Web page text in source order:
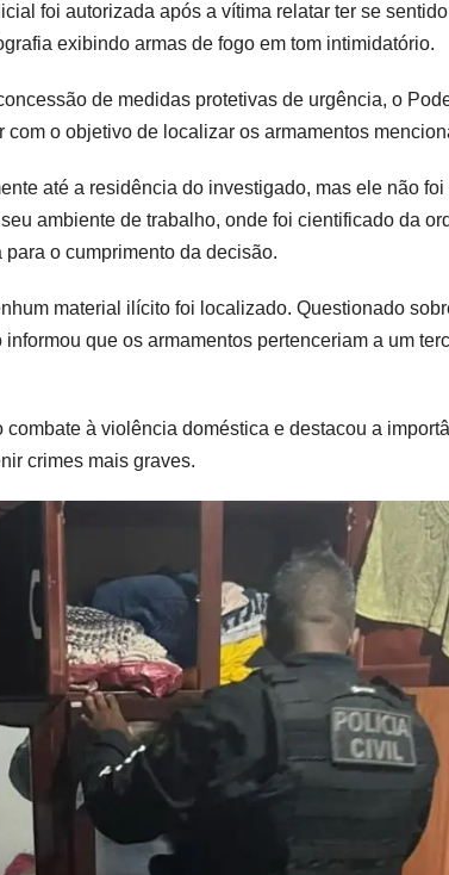
foi autorizada após a vítima relatar ter se
exibindo armas de fogo em tom intimidatório.
de medidas protetivas de urgência, o
o objetivo de localizar os armamentos
até a residência do investigado, mas ele não
ambiente de trabalho, onde foi cientificado da
o cumprimento da decisão.
material ilícito foi localizado. Questionado
que os armamentos pertenceriam a um
à violência doméstica e destacou a
crimes mais graves.